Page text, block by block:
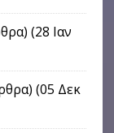
(28 Ιαν
(05 Δεκ